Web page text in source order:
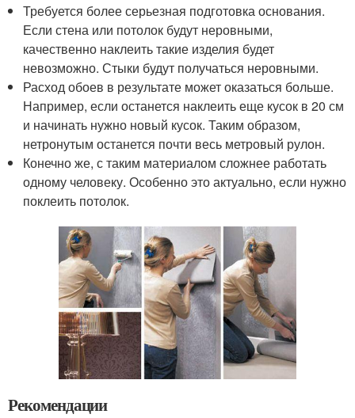
Требуется более серьезная подготовка основания.
Если стена или потолок будут неровными,
качественно наклеить такие изделия будет
невозможно. Стыки будут получаться неровными.
Расход обоев в результате может оказаться больше.
Например, если останется наклеить еще кусок в 20 см
и начинать нужно новый кусок. Таким образом,
нетронутым останется почти весь метровый рулон.
Конечно же, с таким материалом сложнее работать
одному человеку. Особенно это актуально, если нужно
поклеить потолок.
Рекомендации